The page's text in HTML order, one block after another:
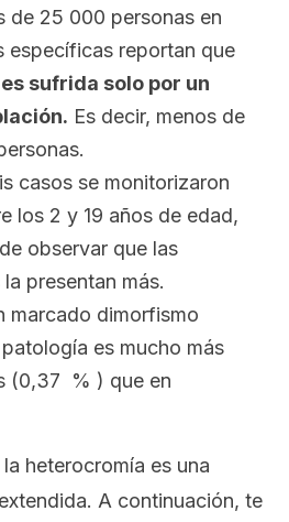
de 25 000 personas en
específicas reportan que
sufrida solo por un
Es decir, menos de
casos se monitorizaron
los 2 y 19 años de edad,
observar que las
presentan más.
marcado dimorfismo
es mucho más
(0,37 % ) que en
heterocromía es una
A continuación, te